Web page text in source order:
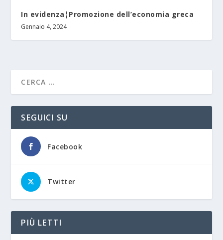
In evidenza¦Promozione dell’economia greca
Gennaio 4, 2024
SEGUICI SU
Facebook
Twitter
PIÙ LETTI